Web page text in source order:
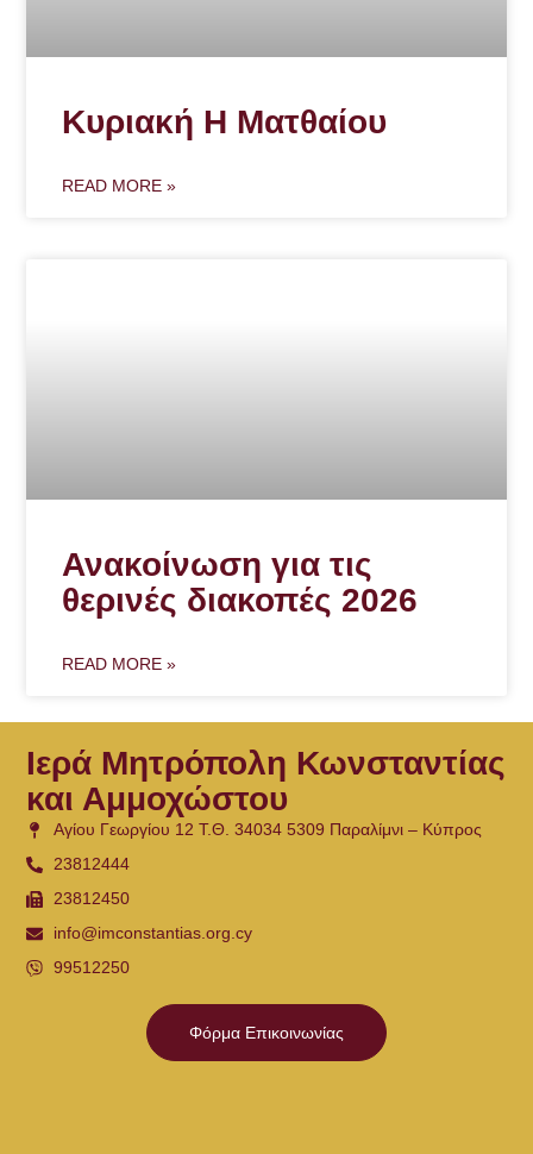
Κυριακή Η Ματθαίου
READ MORE »
Ανακοίνωση για τις
θερινές διακοπές 2026
READ MORE »
Ιερά Μητρόπολη Κωνσταντίας
και Αμμοχώστου
Αγίου Γεωργίου 12 Τ.Θ. 34034 5309 Παραλίμνι – Κύπρος
23812444
23812450
info@imconstantias.org.cy
99512250
Φόρμα Επικοινωνίας